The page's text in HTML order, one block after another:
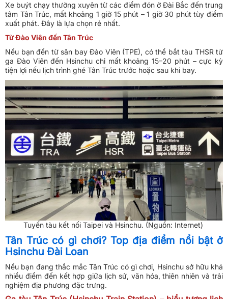
Xe buýt chạy thường xuyên từ các điểm đón ở Đài Bắc đến trung
tâm Tân Trúc, mất khoảng 1 giờ 15 phút – 1 giờ 30 phút tùy điểm
xuất phát. Đây là lựa chọn rẻ nhất.
Từ Đào Viên đến Tân Trúc
Nếu bạn đến từ sân bay Đào Viên (TPE), có thể bắt tàu THSR từ
ga Đào Viên đến Hsinchu chỉ mất khoảng 15–20 phút – cực kỳ
tiện lợi nếu lịch trình ghé Tân Trúc trước hoặc sau khi bay.
Tuyến tàu kết nối Taipei và Hsinchu. (Nguồn: Internet)
Tân Trúc có gì chơi? Top địa điểm nổi bật ở
Hsinchu Đài Loan
Nếu bạn đang thắc mắc Tân Trúc có gì chơi, Hsinchu sở hữu khá
nhiều điểm đến kết hợp giữa lịch sử, văn hóa, thiên nhiên và trải
nghiệm địa phương đặc trưng.